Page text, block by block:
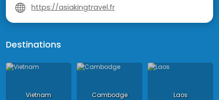
https://asiakingtravel.fr
Destinations
Vietnam Cambodge Laos